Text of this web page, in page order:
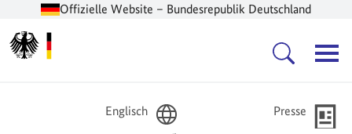
Offizielle Website – Bundesrepublik Deutschland
Englisch Presse